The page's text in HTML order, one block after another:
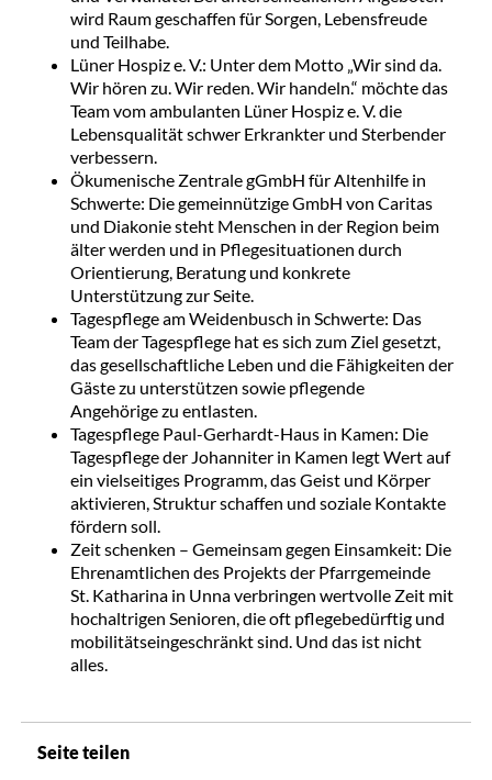
wird Raum geschaffen für Sorgen, Lebensfreude
und Teilhabe.
Lüner Hospiz e. V.: Unter dem Motto „Wir sind da.
Wir hören zu. Wir reden. Wir handeln.“ möchte das
Team vom ambulanten Lüner Hospiz e. V. die
Lebensqualität schwer Erkrankter und Sterbender
verbessern.
Ökumenische Zentrale gGmbH für Altenhilfe in
Schwerte: Die gemeinnützige GmbH von Caritas
und Diakonie steht Menschen in der Region beim
älter werden und in Pflegesituationen durch
Orientierung, Beratung und konkrete
Unterstützung zur Seite.
Tagespflege am Weidenbusch in Schwerte: Das
Team der Tagespflege hat es sich zum Ziel gesetzt,
das gesellschaftliche Leben und die Fähigkeiten der
Gäste zu unterstützen sowie pflegende
Angehörige zu entlasten.
Tagespflege Paul-Gerhardt-Haus in Kamen: Die
Tagespflege der Johanniter in Kamen legt Wert auf
ein vielseitiges Programm, das Geist und Körper
aktivieren, Struktur schaffen und soziale Kontakte
fördern soll.
Zeit schenken – Gemeinsam gegen Einsamkeit: Die
Ehrenamtlichen des Projekts der Pfarrgemeinde
St. Katharina in Unna verbringen wertvolle Zeit mit
hochaltrigen Senioren, die oft pflegebedürftig und
mobilitätseingeschränkt sind. Und das ist nicht
alles.
Seite teilen